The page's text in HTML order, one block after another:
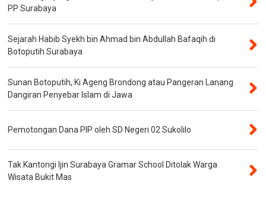
PP Surabaya
Sejarah Habib Syekh bin Ahmad bin Abdullah Bafaqih di
Botoputih Surabaya
Sunan Botoputih, Ki Ageng Brondong atau Pangeran Lanang
Dangiran Penyebar Islam di Jawa
Pemotongan Dana PIP oleh SD Negeri 02 Sukolilo
Tak Kantongi Ijin Surabaya Gramar School Ditolak Warga
Wisata Bukit Mas